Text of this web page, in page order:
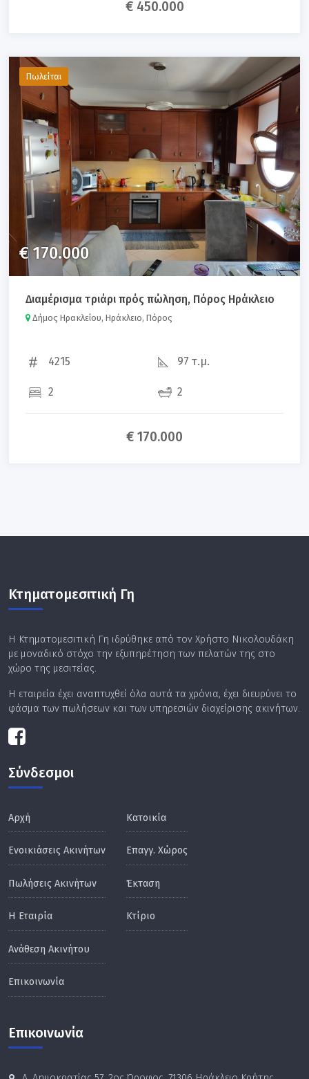
€ 450.000
Πωλείται
€ 170.000
Διαμέρισμα τριάρι πρός πώληση, Πόρος Ηράκλειο
Δήμος Ηρακλείου, Ηράκλειο, Πόρος
4215 97 τ.μ.
2 2
€ 170.000
Κτηματομεσιτική Γη
Η Κτηματομεσιτική Γη ιδρύθηκε από τον Χρήστο Νικολουδάκη
με μοναδικό στόχο την εξυπηρέτηση των πελατών της στο
χώρο της μεσιτείας.
Η εταιρεία έχει αναπτυχθεί όλα αυτά τα χρόνια, έχει διευρύνει το
φάσμα των πωλήσεων και των υπηρεσιών διαχείρισης ακινήτων.
Σύνδεσμοι
Αρχή
Ενοικιάσεις Ακινήτων
Πωλήσεις Ακινήτων
Η Εταιρία
Ανάθεση Ακινήτου
Επικοινωνία
Κατοικία
Επαγγ. Χώρος
Έκταση
Κτίριο
Επικοινωνία